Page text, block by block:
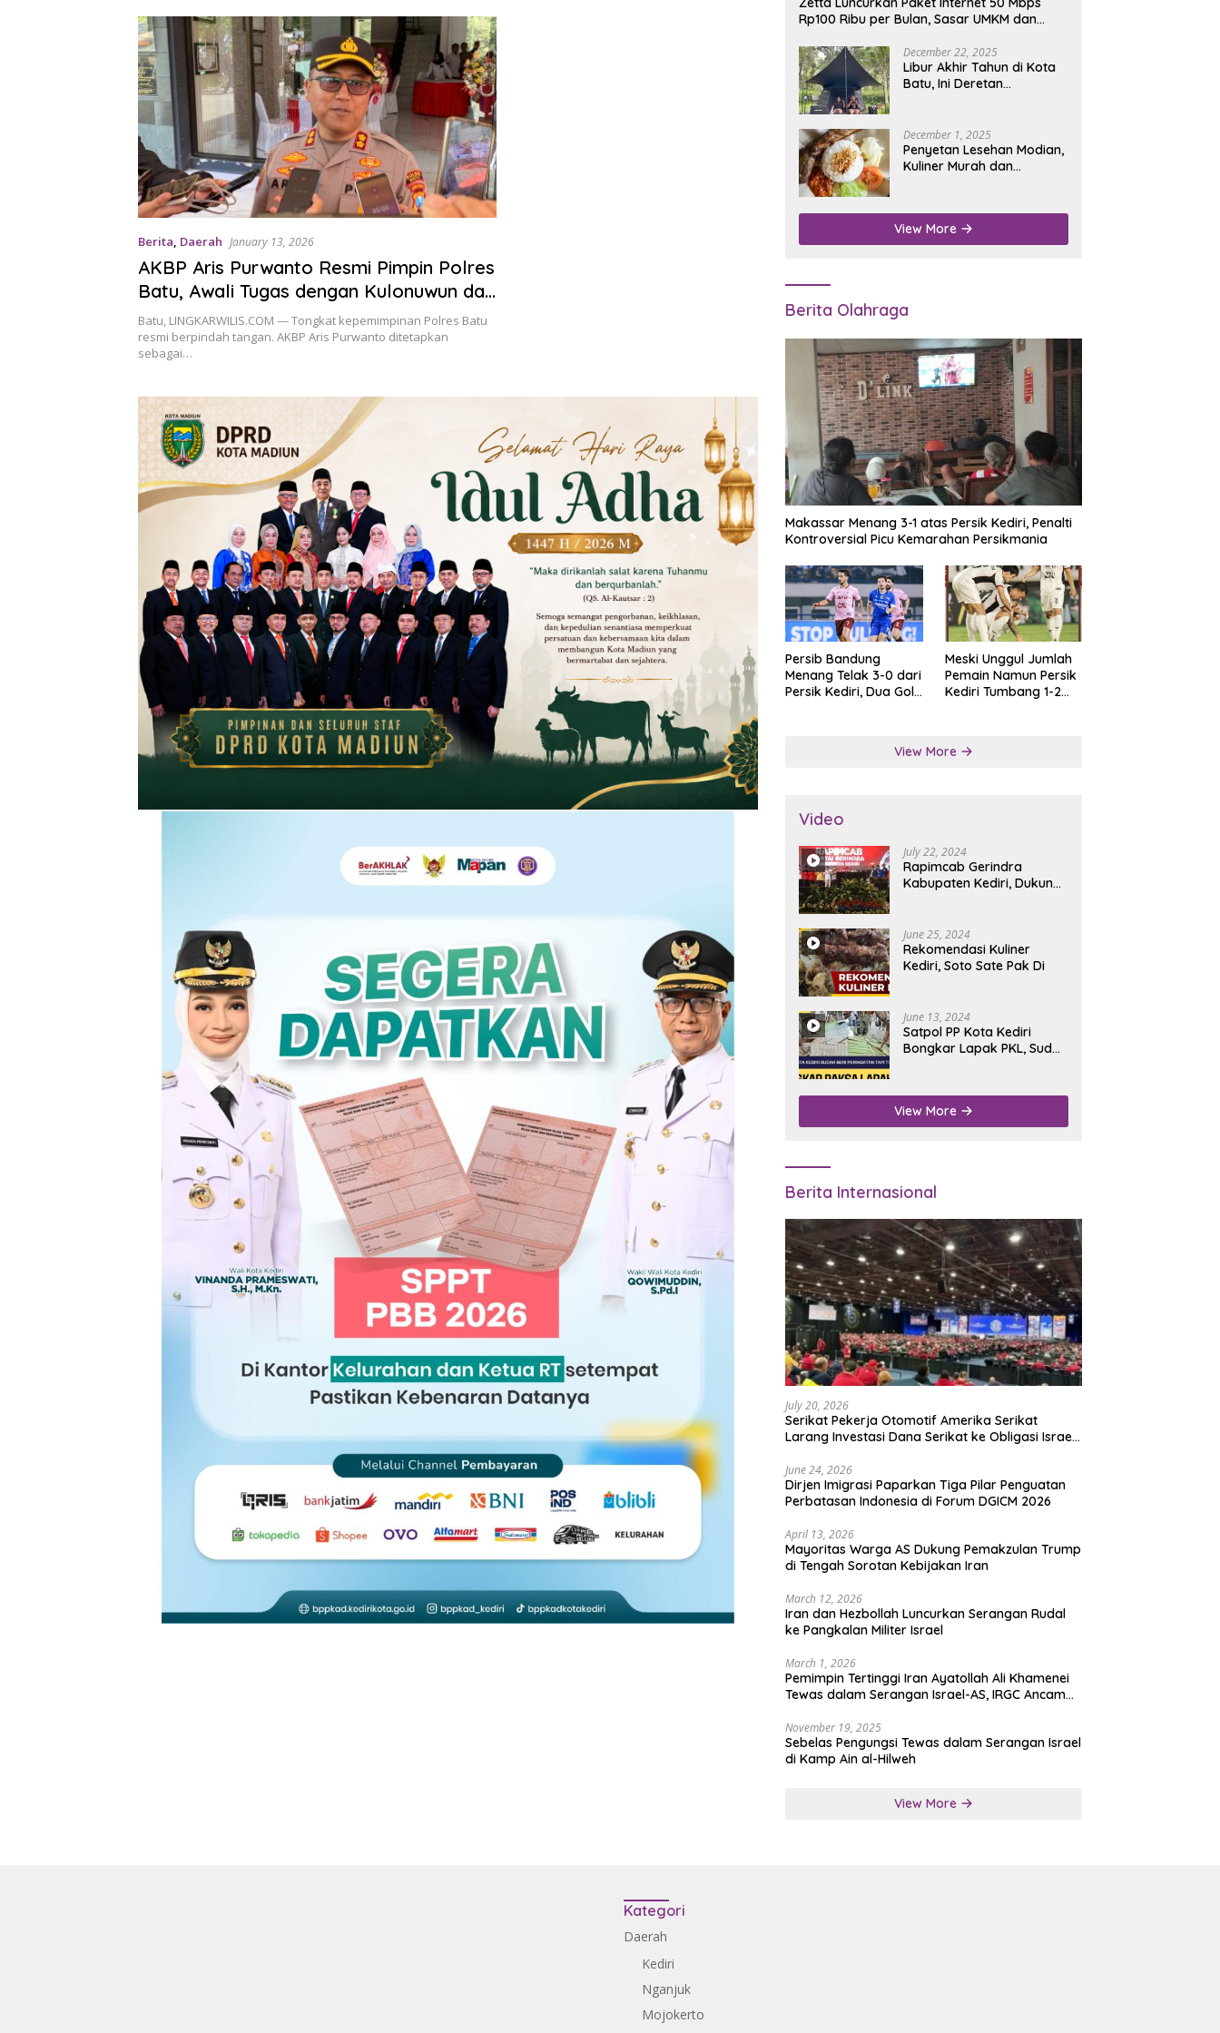
Berita, Daerah January 13, 2026
AKBP Aris Purwanto Resmi Pimpin Polres
Batu, Awali Tugas dengan Kulonuwun dan
Komitmen Lanjutkan Prestasi
Batu, LINGKARWILIS.COM — Tongkat kepemimpinan Polres Batu
resmi berpindah tangan. AKBP Aris Purwanto ditetapkan
sebagai…
Rp100 Ribu per Bulan, Sasar UMKM dan
December 22, 2025
Libur Akhir Tahun di Kota
Batu, Ini Deretan
December 1, 2025
Penyetan Lesehan Modian,
Kuliner Murah dan
Nganjuk
View More
Berita Olahraga
Makassar Menang 3-1 atas Persik Kediri, Penalti
Kontroversial Picu Kemarahan Persikmania
Persib Bandung
Menang Telak 3-0 dari
Persik Kediri, Dua Gol
Meski Unggul Jumlah
Pemain Namun Persik
Kediri Tumbang 1-2
View More
Video
July 22, 2024
Rapimcab Gerindra
Kabupaten Kediri, Dukung
June 25, 2024
Rekomendasi Kuliner
Kediri, Soto Sate Pak Di
June 13, 2024
Satpol PP Kota Kediri
Bongkar Lapak PKL, Sudah
View More
Berita Internasional
July 20, 2026
Serikat Pekerja Otomotif Amerika Serikat
Larang Investasi Dana Serikat ke Obligasi Israel,
June 24, 2026
Dirjen Imigrasi Paparkan Tiga Pilar Penguatan
Perbatasan Indonesia di Forum DGICM 2026
April 13, 2026
Mayoritas Warga AS Dukung Pemakzulan Trump
di Tengah Sorotan Kebijakan Iran
March 12, 2026
Iran dan Hezbollah Luncurkan Serangan Rudal
ke Pangkalan Militer Israel
March 1, 2026
Pemimpin Tertinggi Iran Ayatollah Ali Khamenei
Tewas dalam Serangan Israel-AS, IRGC Ancam
November 19, 2025
Sebelas Pengungsi Tewas dalam Serangan Israel
di Kamp Ain al-Hilweh
View More
Kategori
Daerah
Kediri
Nganjuk
Mojokerto